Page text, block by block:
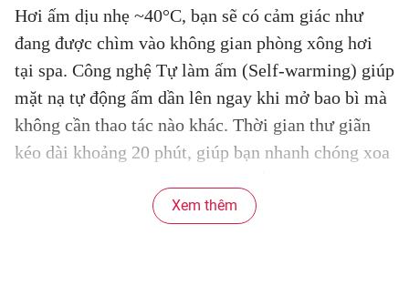
Hơi ấm dịu nhẹ ~40°C, bạn sẽ có cảm giác như
đang được chìm vào không gian phòng xông hơi
tại spa. Công nghệ Tự làm ấm (Self-warming) giúp
mặt nạ tự động ấm dần lên ngay khi mở bao bì mà
không cần thao tác nào khác. Thời gian thư giãn
kéo dài khoảng 20 phút, giúp bạn nhanh chóng xoa
giúp làm dịu và tan biến đi sự mệt mỏi cho vùng
Xem thêm